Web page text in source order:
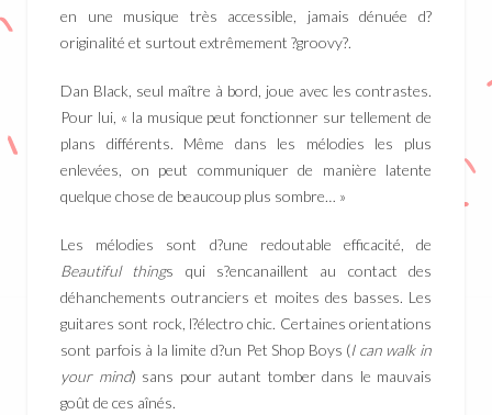
en une musique très accessible, jamais dénuée d?
originalité et surtout extrêmement ?groovy?.
Dan Black, seul maître à bord, joue avec les contrastes.
Pour lui, « la musique peut fonctionner sur tellement de
plans différents. Même dans les mélodies les plus
enlevées, on peut communiquer de manière latente
quelque chose de beaucoup plus sombre… »
Les mélodies sont d?une redoutable efficacité, de
Beautiful things qui s?encanaillent au contact des
déhanchements outranciers et moites des basses. Les
guitares sont rock, l?électro chic. Certaines orientations
sont parfois à la limite d?un Pet Shop Boys (I can walk in
your mind) sans pour autant tomber dans le mauvais
goût de ces aînés.